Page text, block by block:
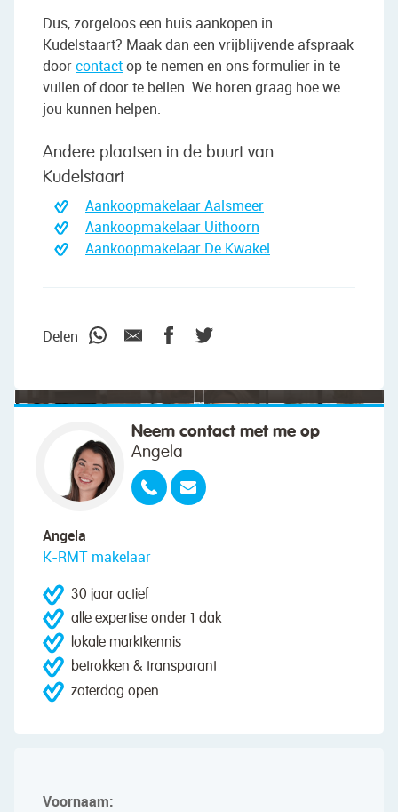
Dus, zorgeloos een huis aankopen in
Kudelstaart? Maak dan een vrijblijvende afspraak
doorcontactop te nemen en ons formulier in te
vullen of door te bellen. We horen graag hoe we
jou kunnen helpen.
Andere plaatsen in de buurt van
Kudelstaart
Aankoopmakelaar Aalsmeer
Aankoopmakelaar Uithoorn
Aankoopmakelaar De Kwakel
Delen
Neem contact met me op
Angela
Angela
K-RMT makelaar
30 jaar actief
alle expertise onder 1 dak
lokale marktkennis
betrokken & transparant
zaterdag open
Voornaam: